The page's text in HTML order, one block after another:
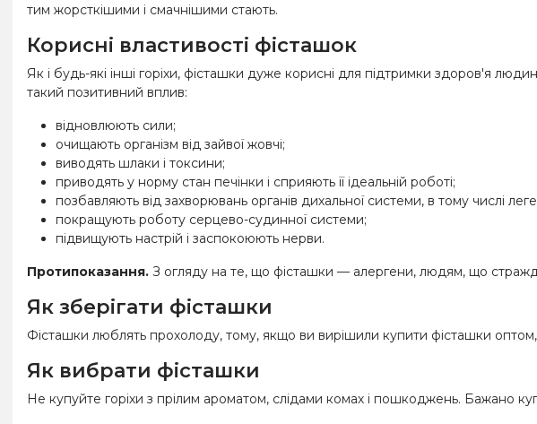
тим жорсткішими і смачнішими стають.
Корисні властивості фісташок
Як і будь-які інші горіхи, фісташки дуже корисні для підтримки здоров'я
такий позитивний вплив:
відновлюють сили;
очищають організм від зайвої жовчі;
виводять шлаки і токсини;
приводять у норму стан печінки і сприяють її ідеальній роботі;
позбавляють від захворювань органів дихальної системи, в тому числі
покращують роботу серцево-судинної системи;
підвищують настрій і заспокоюють нерви.
Протипоказання. З огляду на те, що фісташки — алергени, людям, що
Як зберігати фісташки
Фісташки люблять прохолоду, тому, якщо ви вирішили купити фісташки
Як вибрати фісташки
Не купуйте горіхи з прілим ароматом, слідами комах і пошкоджень. Бажано